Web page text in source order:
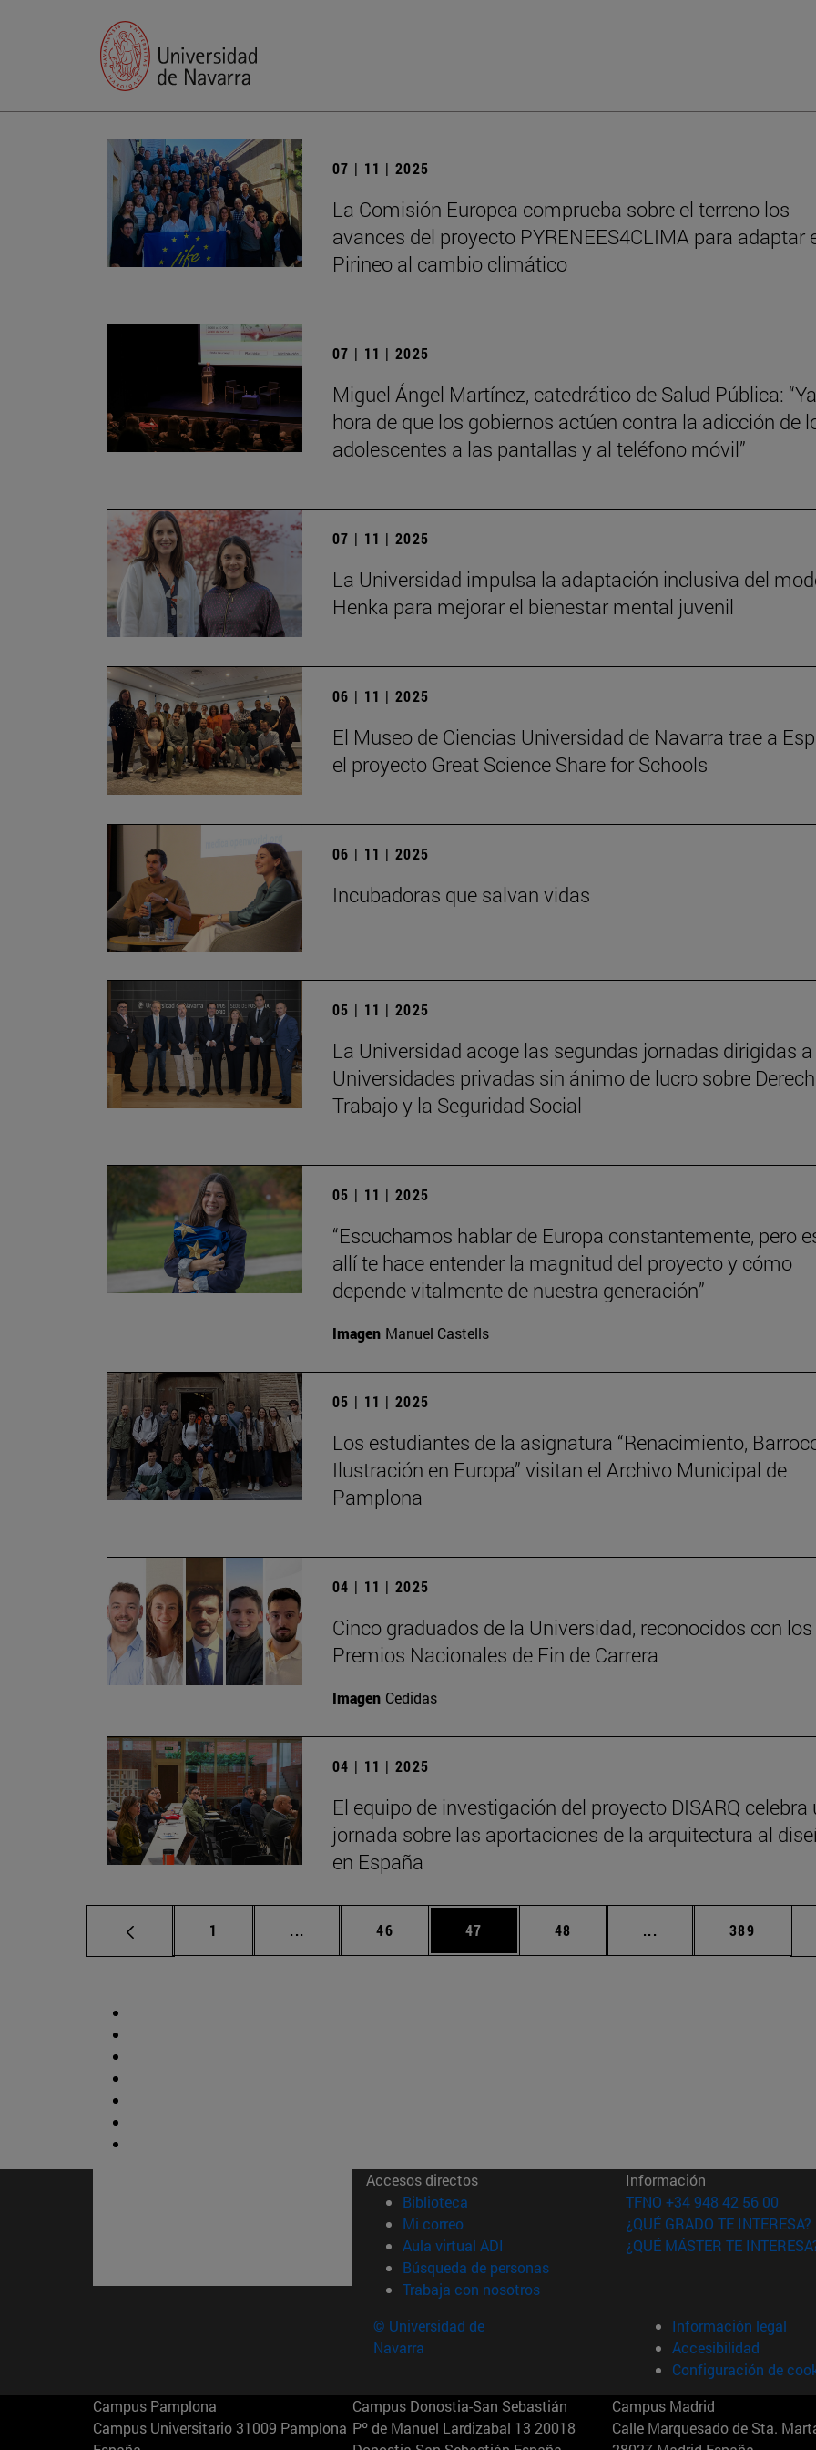
07 | 11 | 2025
La Comisión Europea comprueba sobre el terreno los
avances del proyecto PYRENEES4CLIMA para adaptar
Pirineo al cambio climático
07 | 11 | 2025
Miguel Ángel Martínez, catedrático de Salud Pública:
hora de que los gobiernos actúen contra la adicción de
adolescentes a las pantallas y al teléfono móvil”
07 | 11 | 2025
La Universidad impulsa la adaptación inclusiva del
Henka para mejorar el bienestar mental juvenil
06 | 11 | 2025
El Museo de Ciencias Universidad de Navarra trae a
el proyecto Great Science Share for Schools
06 | 11 | 2025
Incubadoras que salvan vidas
05 | 11 | 2025
La Universidad acoge las segundas jornadas dirigidas
Universidades privadas sin ánimo de lucro sobre
Trabajo y la Seguridad Social
05 | 11 | 2025
“Escuchamos hablar de Europa constantemente, pero
allí te hace entender la magnitud del proyecto y cómo
depende vitalmente de nuestra generación”
Imagen Manuel Castells
05 | 11 | 2025
Los estudiantes de la asignatura “Renacimiento,
Ilustración en Europa” visitan el Archivo Municipal de
Pamplona
04 | 11 | 2025
Cinco graduados de la Universidad, reconocidos con los
Premios Nacionales de Fin de Carrera
Imagen Cedidas
04 | 11 | 2025
El equipo de investigación del proyecto DISARQ celebra
jornada sobre las aportaciones de la arquitectura al
en España
Página
1 ... Páginas intermedias Use TAB para desplazarse.
Página
46 Página
47 Página
48 ... Páginas intermedias
Página
389
Accesos directos
Biblioteca (abre en nueva ventana)
Mi correo(abre en nueva ventana)
Aula virtual ADI (abre en nueva ventana)
Búsqueda de personas(abre en nueva ventana)
Trabaja con nosotros(abre en nueva ventana)
Información
TFNO +34 948 42 56 00
¿QUÉ GRADO TE INTERESA?
¿QUÉ MÁSTER TE
© Universidad de
Navarra
Información legal
Accesibilidad
Configuración de
Campus Pamplona
Campus Universitario 31009 Pamplona
Campus Donostia-San Sebastián
Pº de Manuel Lardizabal 13 20018
Campus Madrid
Calle Marquesado de Sta.